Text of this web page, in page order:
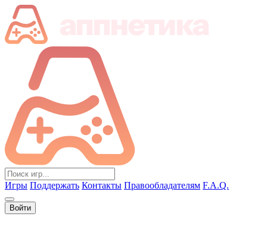
Игры Поддержать Контакты Правообладателям F.A.Q.
Войти